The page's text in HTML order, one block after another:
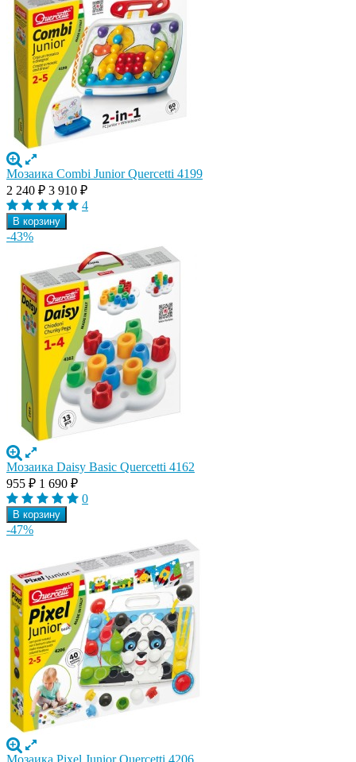
Мозаика Combi Junior Quercetti 4199
2 240 ₽ 3 910 ₽
4
В корзину
-43%
Мозаика Daisy Basic Quercetti 4162
955 ₽ 1 690 ₽
0
В корзину
-47%
Мозаика Pixel Junior Quercetti 4206